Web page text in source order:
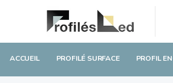
ACCUEIL PROFILÉ SURFACE PROFIL
Raccord d'angle 90°